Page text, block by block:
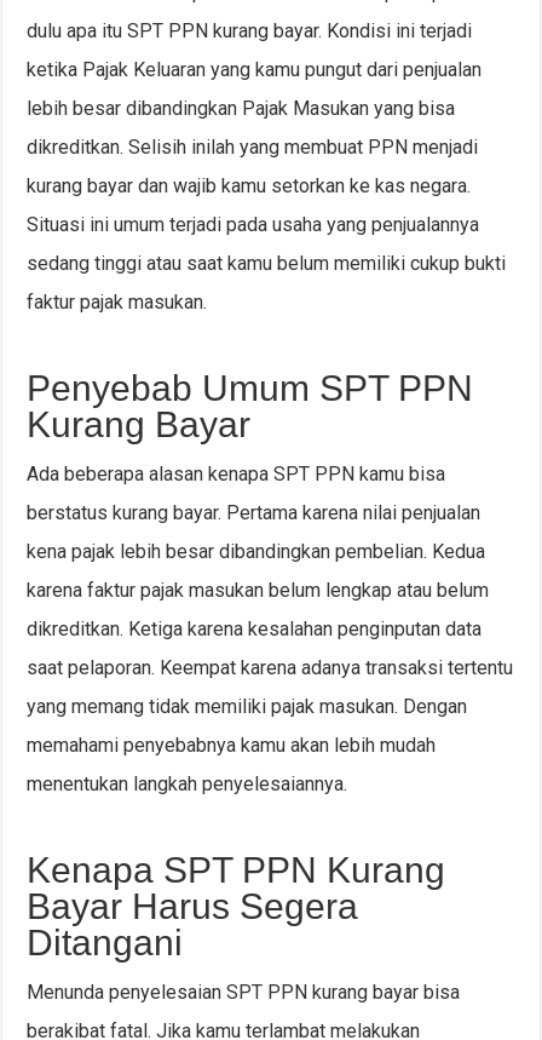
dulu apa itu SPT PPN kurang bayar. Kondisi ini terjadi
ketika Pajak Keluaran yang kamu pungut dari penjualan
lebih besar dibandingkan Pajak Masukan yang bisa
dikreditkan. Selisih inilah yang membuat PPN menjadi
kurang bayar dan wajib kamu setorkan ke kas negara.
Situasi ini umum terjadi pada usaha yang penjualannya
sedang tinggi atau saat kamu belum memiliki cukup bukti
faktur pajak masukan.
Penyebab Umum SPT PPN
Kurang Bayar
Ada beberapa alasan kenapa SPT PPN kamu bisa
berstatus kurang bayar. Pertama karena nilai penjualan
kena pajak lebih besar dibandingkan pembelian. Kedua
karena faktur pajak masukan belum lengkap atau belum
dikreditkan. Ketiga karena kesalahan penginputan data
saat pelaporan. Keempat karena adanya transaksi tertentu
yang memang tidak memiliki pajak masukan. Dengan
memahami penyebabnya kamu akan lebih mudah
menentukan langkah penyelesaiannya.
Kenapa SPT PPN Kurang
Bayar Harus Segera
Ditangani
Menunda penyelesaian SPT PPN kurang bayar bisa
berakibat fatal. Jika kamu terlambat melakukan